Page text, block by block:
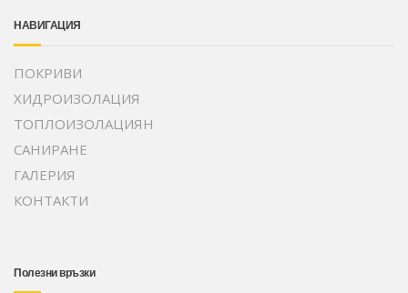
НАВИГАЦИЯ
ПОКРИВИ
ХИДРОИЗОЛАЦИЯ
ТОПЛОИЗОЛАЦИЯН
САНИРАНЕ
ГАЛЕРИЯ
КОНТАКТИ
Полезни връзки